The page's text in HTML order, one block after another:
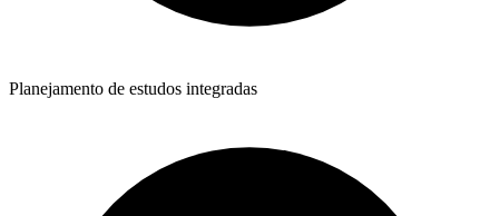
Planejamento de estudos integradas